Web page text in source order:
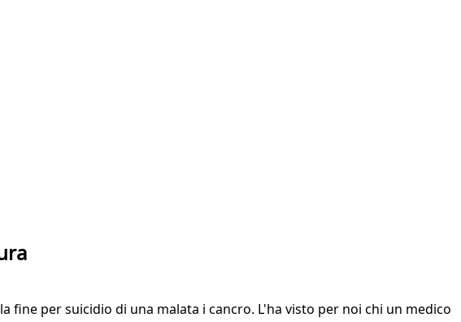
fine per suicidio di una malata i cancro. L'ha visto per noi chi un medico